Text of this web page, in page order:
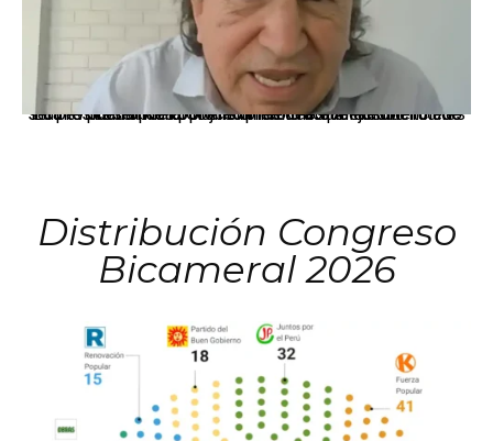
La presidenta Keiko Fujimori informó que la solicitud de indulto presentada por el expresidente Alejandro Toledo será evaluada por la Comisión de Gracias Presidenciales conforme al procedimiento establecido.
Distribución Congreso
Bicameral 2026